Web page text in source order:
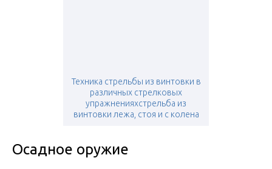
Техника стрельбы из винтовки в
различных стрелковых
упражненияхстрельба из
винтовки лежа, стоя и с колена
Осадное оружие